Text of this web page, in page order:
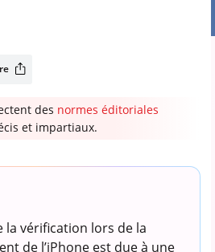
des normes éditoriales
et impartiaux.
la vérification lors de la
de l’iPhone est due à une